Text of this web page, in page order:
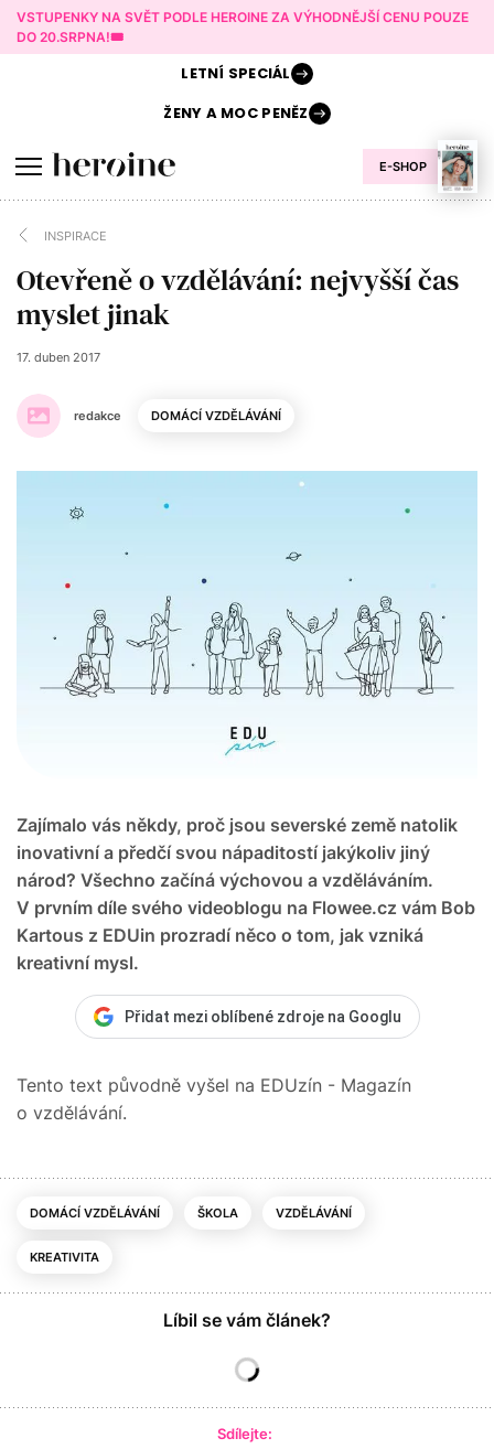
VSTUPENKY NA SVĚT PODLE HEROINE ZA VÝHODNĚJŠÍ CENU POUZE
DO 20.SRPNA!🎟️
E-SHOP
LETNÍ SPECIÁL
ŽENY AMOC PENĚZ
INSPIRACE
Otevřeně o vzdělávání: nejvyšší čas
myslet jinak
redakce
17. duben 2017
DOMÁCÍ VZDĚLÁVÁNÍ
Zajímalo vás někdy, proč jsou severské země natolik
inovativní a předčí svou nápaditostí jakýkoliv jiný
národ? Všechno začíná výchovou a vzděláváním.
V prvním díle svého videoblogu na Flowee.cz vám Bob
Kartous z EDUin prozradí něco o tom, jak vzniká
kreativní mysl.
Přidat mezi oblíbené zdroje na Googlu
Tento text původně vyšel na EDUzín - Magazín
o vzdělávání.
DOMÁCÍ VZDĚLÁVÁNÍ ŠKOLA VZDĚLÁVÁNÍ
KREATIVITA
Líbil se vám článek?
Sdílejte: